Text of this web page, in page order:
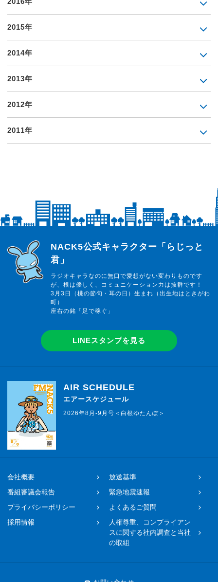
2015年
2014年
2013年
2012年
2011年
らじっと君
NACK5公式キャラクター「らじっと
君」
ラジオキャラなのに無口で愛想がない変わりものです
が、根は優しく、コミュニケーション力は抜群です！
3月3日（桃の節句・耳の日）生まれ（出生地はときがわ
町）
座右の銘「足で稼ぐ」
LINEスタンプを見る
AIR SCHEDULE
エアースケジュール
2026年8月-9月号＜白根ゆたんぽ＞
会社概要
放送基準
番組審議会報告
緊急地震速報
プライバシーポリシー
よくあるご質問
採用情報
人権尊重、コンプライアン
スに関する社内調査と当社
の取組